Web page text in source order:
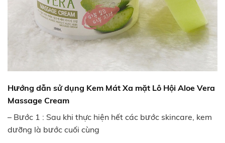
Hướng dẫn sử dụng Kem Mát Xa mặt Lô Hội Aloe Vera
Massage Cream
– Bước 1 : Sau khi thực hiện hết các bước skincare, kem
dưỡng là bước cuối cùng